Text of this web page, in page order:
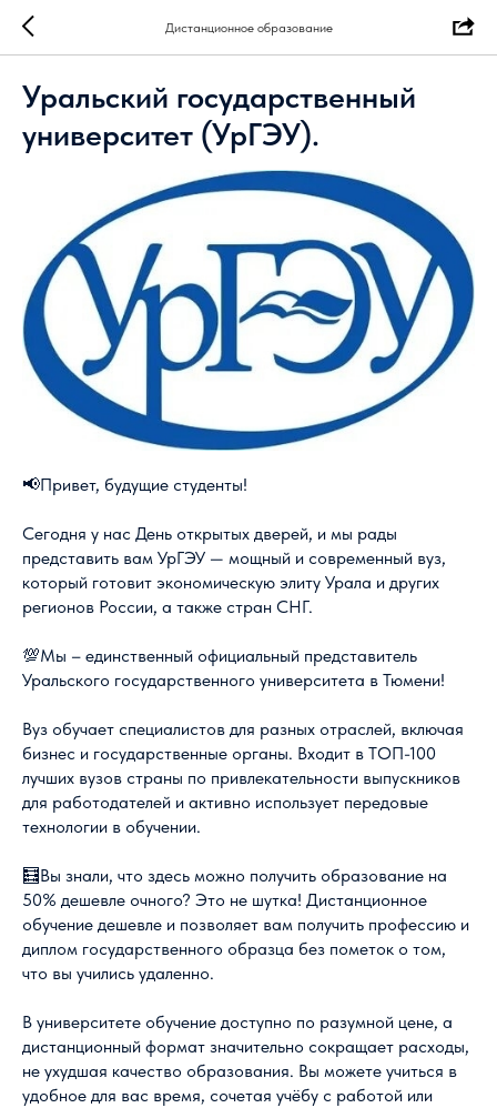
Дистанционное образование
Уральский государственный
университет (УрГЭУ).
📢Привет, будущие студенты!
Сегодня у нас День открытых дверей, и мы рады
представить вам УрГЭУ — мощный и современный вуз,
который готовит экономическую элиту Урала и других
регионов России, а также стран СНГ.
💯Мы – единственный официальный представитель
Уральского государственного университета в Тюмени!
Вуз обучает специалистов для разных отраслей, включая
бизнес и государственные органы. Входит в ТОП-100
лучших вузов страны по привлекательности выпускников
для работодателей и активно использует передовые
технологии в обучении.
🧮Вы знали, что здесь можно получить образование на
50% дешевле очного? Это не шутка! Дистанционное
обучение дешевле и позволяет вам получить профессию и
диплом государственного образца без пометок о том,
что вы учились удаленно.
В университете обучение доступно по разумной цене, а
дистанционный формат значительно сокращает расходы,
не ухудшая качество образования. Вы можете учиться в
удобное для вас время, сочетая учёбу с работой или